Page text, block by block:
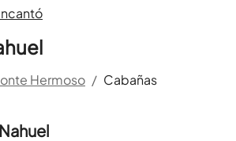
Hermoso / Cabañas